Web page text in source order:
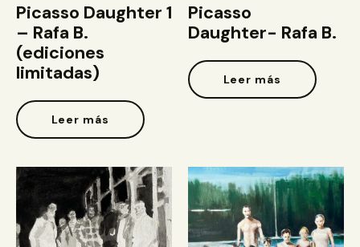
Picasso Daughter 1
– Rafa B.
(ediciones
limitadas)
Leer más
Picasso
Daughter- Rafa B.
Leer más